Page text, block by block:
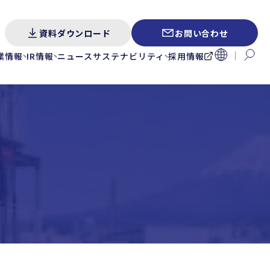
情報 IR情報 ニュースサステナビリティ 採用情報
資料ダウンロード お問い合わせ